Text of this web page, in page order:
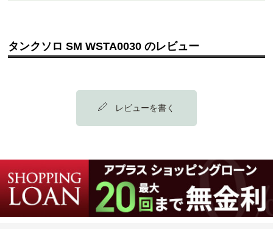
タンクソロ SM WSTA0030 のレビュー
レビューを書く